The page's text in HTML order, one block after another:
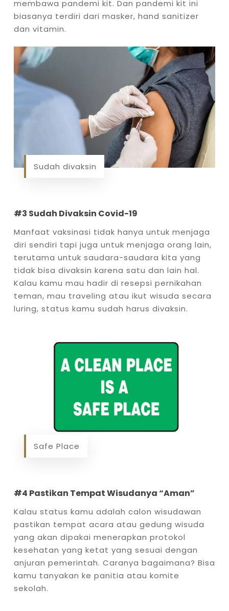
membawa pandemi kit. Dan pandemi kit ini
biasanya terdiri dari masker, hand sanitizer
dan vitamin.
Sudah divaksin
#3 Sudah Divaksin Covid-19
Manfaat vaksinasi tidak hanya untuk menjaga
diri sendiri tapi juga untuk menjaga orang lain,
terutama untuk saudara-saudara kita yang
tidak bisa divaksin karena satu dan lain hal.
Kalau kamu mau hadir di resepsi pernikahan
teman, mau traveling atau ikut wisuda secara
luring, status kamu sudah harus divaksin.
Safe Place
#4 Pastikan Tempat Wisudanya “Aman”
Kalau status kamu adalah calon wisudawan
pastikan tempat acara atau gedung wisuda
yang akan dipakai menerapkan protokol
kesehatan yang ketat yang sesuai dengan
anjuran pemerintah. Caranya bagaimana? Bisa
kamu tanyakan ke panitia atau komite
sekolah.